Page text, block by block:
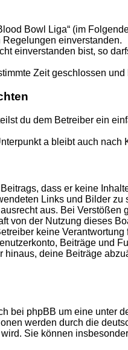
Bowl Liga“ (im
einverstanden.
einverstanden bist, so
Zeit geschlossen
du dem Betreiber ein
a bleibt auch
dass er keine
Links und Bilder zu
aus. Bei
von der Nutzung dieses
keine
Beiträge und
hinaus, deine Beiträge
bei phpBB um eine unter
werden durch die
Sie können